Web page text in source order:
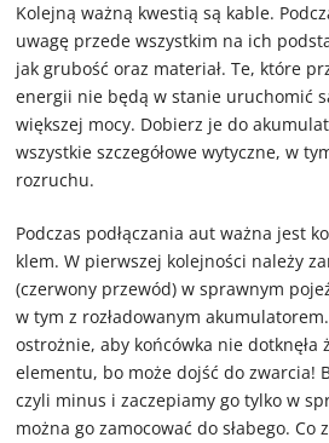
Kolejną ważną kwestią są kable.
uwagę przede wszystkim na ich
jak grubość oraz materiał. Te, które
energii nie będą w stanie uruchomić
większej mocy. Dobierz je do
wszystkie szczegółowe wytyczne, w
rozruchu.
Podczas podłączania aut ważna jest
klem. W pierwszej kolejności należy
(czerwony przewód) w sprawnym
w tym z rozładowanym
ostrożnie, aby końcówka nie dotknęła
elementu, bo może dojść do zwarcia!
czyli minus i zaczepiamy go tylko w
można go zamocować do słabego. Co